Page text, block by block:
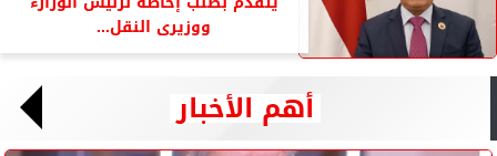
ووزيرى النقل...
أهم الأخبار